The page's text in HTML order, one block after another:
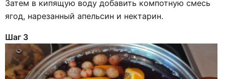
Затем в кипящую воду добавить компотную смесь
ягод, нарезанный апельсин и нектарин.
Шаг 3